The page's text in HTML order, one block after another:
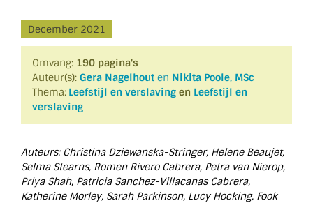
December 2021
Omvang: 190 pagina's
Auteur(s): Gera Nagelhout en Nikita Poole, MSc
Thema: Leefstijl en verslaving en Leefstijl en
verslaving
Auteurs: Christina Dziewanska-Stringer, Helene Beaujet,
Selma Stearns, Romen Rivero Cabrera, Petra van Nierop,
Priya Shah, Patricia Sanchez-Villacanas Cabrera,
Katherine Morley, Sarah Parkinson, Lucy Hocking, Fook